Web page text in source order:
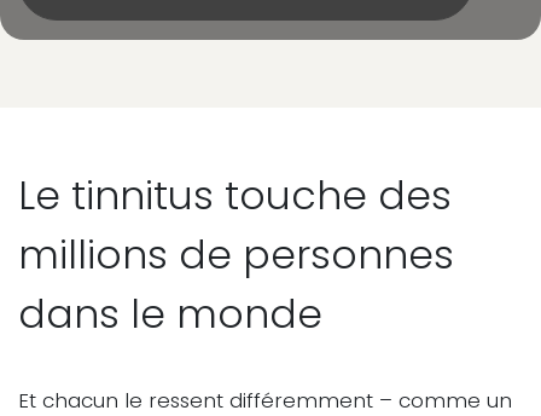
Le tinnitus touche des
millions de personnes
dans le monde
Et chacun le ressent différemment – comme un